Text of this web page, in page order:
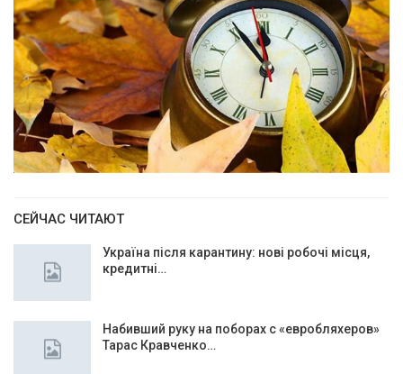
СЕЙЧАС ЧИТАЮТ
Україна після карантину: нові робочі місця,
кредитні…
Набивший руку на поборах с «евробляхеров»
Тарас Кравченко…